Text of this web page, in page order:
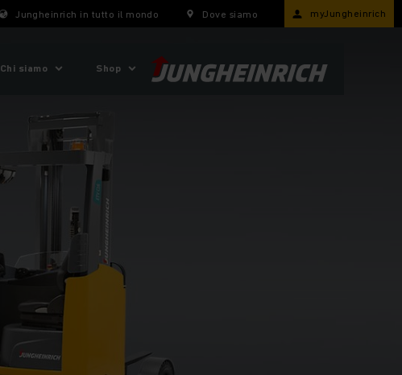
Jungheinrich in tutto il mondo Dove siamo myJungheinrich
Chi siamo Shop